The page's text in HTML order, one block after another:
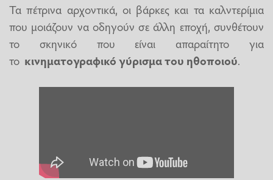
Τα πέτρινα αρχοντικά, οι βάρκες και τα καλντερίμια
που μοιάζουν να οδηγούν σε άλλη εποχή, συνθέτουν
το σκηνικό που είναι απαραίτητο για
το κινηματογραφικό γύρισμα του ηθοποιού.